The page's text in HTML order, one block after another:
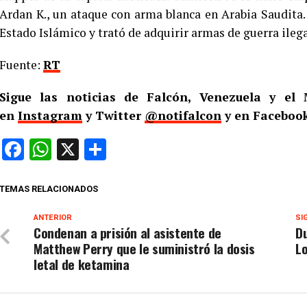
Ardan K., un ataque con arma blanca en Arabia
Estado Islámico y trató de adquirir armas de guerra
Fuente: RT
Sigue las noticias de Falcón, Venezuela y
en Instagramy Twitter @notifalcony en
Facebook
WhatsApp
X
TEMAS RELACIONADOS
ANTERIOR
Condenan a prisión al asistente de
Matthew Perry que le suministró la dosis
letal de ketamina